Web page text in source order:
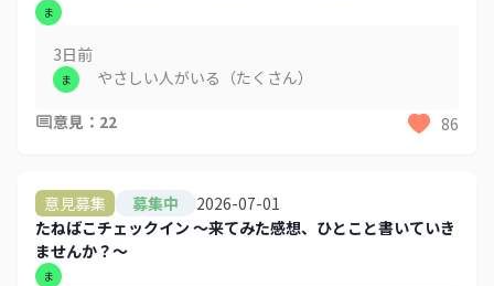
ま
3日前
ま
やさしい人がいる（たくさん）
意見 ： 22 86
意見募集 募集中
2026-07-01
たねばこチェックイン 〜来てみた感想、ひとこと書いていき
ませんか？〜
ま